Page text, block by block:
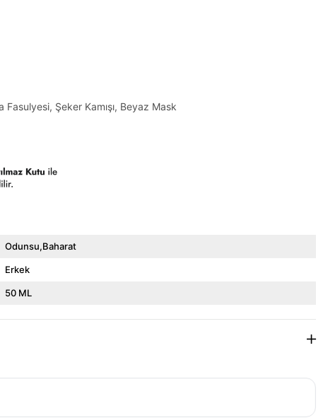
Fasulyesi, Şeker Kamışı, Beyaz Mask
Odunsu,Baharat
Erkek
50 ML